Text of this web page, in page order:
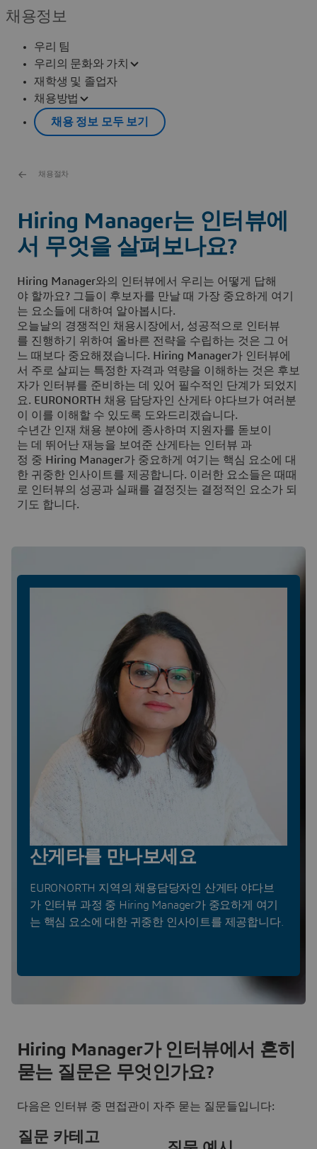
채용정보
우리 팀
우리의 문화와 가치
재학생 및 졸업자
채용방법
채용 정보 모두 보기
채용절차
Hiring Manager는 인터뷰에
서 무엇을 살펴보나요?
Hiring Manager와의 인터뷰에서 우리는 어떻게 답해
야 할까요? 그들이 후보자를 만날 때 가장 중요하게 여기
는 요소들에 대하여 알아봅시다.
오늘날의 경쟁적인 채용시장에서, 성공적으로 인터뷰
를 진행하기 위하여 올바른 전략을 수립하는 것은 그 어
느 때보다 중요해졌습니다. Hiring Manager가 인터뷰에
서 주로 살피는 특정한 자격과 역량을 이해하는 것은 후보
자가 인터뷰를 준비하는 데 있어 필수적인 단계가 되었지
요. EURONORTH 채용 담당자인 산게타 야다브가 여러분
이 이를 이해할 수 있도록 도와드리겠습니다.
수년간 인재 채용 분야에 종사하며 지원자를 돋보이
는 데 뛰어난 재능을 보여준 산게타는 인터뷰 과
정 중 Hiring Manager가 중요하게 여기는 핵심 요소에 대
한 귀중한 인사이트를 제공합니다. 이러한 요소들은 때때
로 인터뷰의 성공과 실패를 결정짓는 결정적인 요소가 되
기도 합니다.
산게타를 만나보세요
EURONORTH 지역의 채용담당자인 산게타 야다브
가 인터뷰 과정 중 Hiring Manager가 중요하게 여기
는 핵심 요소에 대한 귀중한 인사이트를 제공합니다.
Hiring Manager가 인터뷰에서 흔히
묻는 질문은 무엇인가요?
다음은 인터뷰 중 면접관이 자주 묻는 질문들입니다:
질문 카테고